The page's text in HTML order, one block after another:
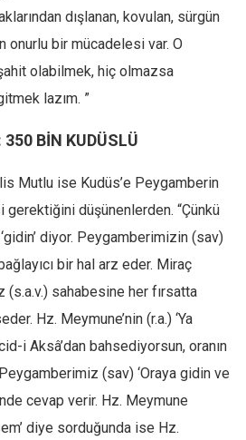
dışlanan, kovulan, sürgün
onurlu bir mücadelesi var. O
olabilmek, hiç olmazsa
lazım. ”
350 BİN KUDÜSLÜ
Mutlu ise Kudüs’e Peygamberin
düşünenlerden. “Çünkü
diyor. Peygamberimizin (sav)
bir hal arz eder. Miraç
(s.a.v.) sahabesine her fırsatta
Hz. Meymune’nin (r.a.) ‘Ya
i Aksâ’dan bahsediyorsun, oranın
(sav) ‘Oraya gidin ve
cevap verir. Hz. Meymune
diye sorduğunda ise Hz.